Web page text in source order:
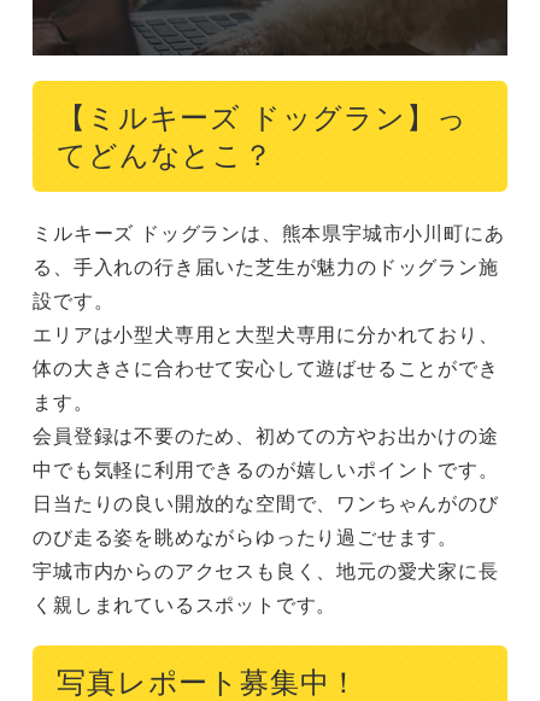
【ミルキーズ ドッグラン】っ
てどんなとこ？
ミルキーズ ドッグランは、熊本県宇城市小川町にあ
る、手入れの行き届いた芝生が魅力のドッグラン施
設です。
エリアは小型犬専用と大型犬専用に分かれており、
体の大きさに合わせて安心して遊ばせることができ
ます。
会員登録は不要のため、初めての方やお出かけの途
中でも気軽に利用できるのが嬉しいポイントです。
日当たりの良い開放的な空間で、ワンちゃんがのび
のび走る姿を眺めながらゆったり過ごせます。
宇城市内からのアクセスも良く、地元の愛犬家に長
く親しまれているスポットです。
写真レポート募集中！